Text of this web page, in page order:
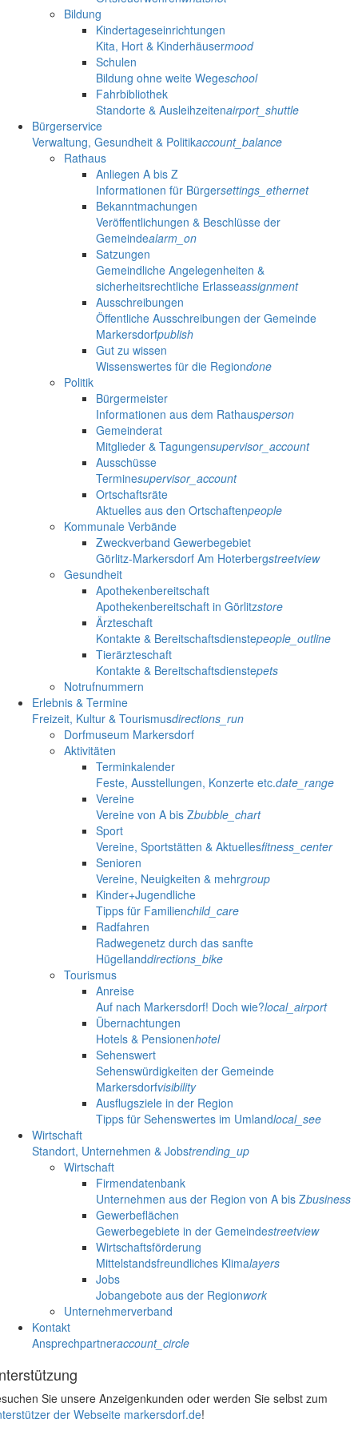
Bildung
Kindertageseinrichtungen
Kita, Hort & Kinderhäusermood
Schulen
Bildung ohne weite Wegeschool
Fahrbibliothek
Standorte & Ausleihzeitenairport_shuttle
Bürgerservice
Verwaltung, Gesundheit & Politikaccount_balance
Rathaus
Anliegen A bis Z
Informationen für Bürgersettings_ethernet
Bekanntmachungen
Veröffentlichungen & Beschlüsse der
Gemeindealarm_on
Satzungen
Gemeindliche Angelegenheiten &
sicherheitsrechtliche Erlasseassignment
Ausschreibungen
Öffentliche Ausschreibungen der Gemeinde
Markersdorfpublish
Gut zu wissen
Wissenswertes für die Regiondone
Politik
Bürgermeister
Informationen aus dem Rathausperson
Gemeinderat
Mitglieder & Tagungensupervisor_account
Ausschüsse
Terminesupervisor_account
Ortschaftsräte
Aktuelles aus den Ortschaftenpeople
Kommunale Verbände
Zweckverband Gewerbegebiet
Görlitz-Markersdorf Am Hoterbergstreetview
Gesundheit
Apothekenbereitschaft
Apothekenbereitschaft in Görlitzstore
Ärzteschaft
Kontakte & Bereitschaftsdienstepeople_outline
Tierärzteschaft
Kontakte & Bereitschaftsdienstepets
Notrufnummern
Erlebnis & Termine
Freizeit, Kultur & Tourismusdirections_run
Dorfmuseum Markersdorf
Aktivitäten
Terminkalender
Feste, Ausstellungen, Konzerte etc.date_range
Vereine
Vereine von A bis Zbubble_chart
Sport
Vereine, Sportstätten & Aktuellesfitness_center
Senioren
Vereine, Neuigkeiten & mehrgroup
Kinder+Jugendliche
Tipps für Familienchild_care
Radfahren
Radwegenetz durch das sanfte
Hügellanddirections_bike
Tourismus
Anreise
Auf nach Markersdorf! Doch wie?local_airport
Übernachtungen
Hotels & Pensionenhotel
Sehenswert
Sehenswürdigkeiten der Gemeinde
Markersdorfvisibility
Ausflugsziele in der Region
Tipps für Sehenswertes im Umlandlocal_see
Wirtschaft
Standort, Unternehmen & Jobstrending_up
Wirtschaft
Firmendatenbank
Unternehmen aus der Region von A bis Zbusiness
Gewerbeflächen
Gewerbegebiete in der Gemeindestreetview
Wirtschaftsförderung
Mittelstandsfreundliches Klimalayers
Jobs
Jobangebote aus der Regionwork
Unternehmerverband
Kontakt
Ansprechpartneraccount_circle
Sie unsere Anzeigenkunden oder werden Sie selbst zum
der Webseite markersdorf.de!